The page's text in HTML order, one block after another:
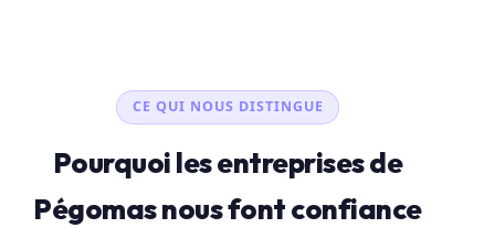
CE QUI NOUS DISTINGUE
Pourquoi les entreprises de
Pégomas nous font confiance